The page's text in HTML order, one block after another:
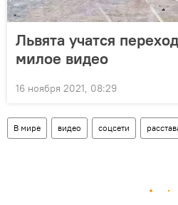
Львята учатся
милое видео
16 ноября 2021, 08:29
В мире видео соцсети